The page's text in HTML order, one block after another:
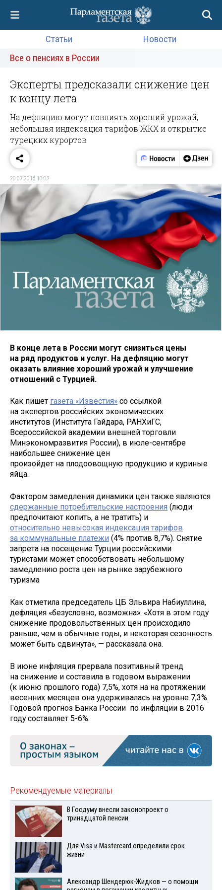
Статьи
Новости
Все о пенсиях в России
Эксперты предсказали снижение цен
к концу лета
На дефляцию могут повлиять хороший урожай,
небольшая индексация тарифов ЖКХ и открытие
турецких курортов
20.07.2016 10:02
В конце лета в России могут снизиться цены
на ряд продуктов и услуг. На дефляцию могут
оказать влияние хороший урожай и улучшение
отношений с Турцией.
Как пишет газета «Известия» со ссылкой
на экспертов российских экономических
институтов (Института Гайдара, РАНХиГС,
Всероссийской академии внешней торговли
Минэкономразвития России), в июле-сентябре
наибольшее снижение цен
произойдет на плодоовощную продукцию и куриные
яйца.
Фактором замедления динамики цен также являются
сдержанные потребительские настроения (люди
предпочитают копить, а не тратить) и
относительно невысокая индексация тарифов
за коммунальные платежи (4% против 8,7%). Снятие
запрета на посещение Турции российскими
туристами может способствовать небольшому
замедлению роста цен на рынке зарубежного
туризма
Как отметила председатель ЦБ Эльвира Набиуллина,
дефляция «безусловно, возможна». «Хотя в этом году
снижение продовольственных цен происходило
раньше, чем в обычные годы, и некоторая сезонность
может быть сдвинута», — рассказала она.
В июне инфляция прервала позитивный тренд
на снижение и составила в годовом выражении
(к июню прошлого года) 7,5%, хотя на на протяжении
весенних месяцев она удерживалась на уровне 7,3%.
Годовой прогноз Банка России по инфляции в 2016
году составляет 5-6%.
Рекомендуемые материалы
В Госдуму внесли законопроект о
тринадцатой пенсии
Для Visа и Mastercard определили срок
жизни
Александр Шендерюк-Жидков — о помощи